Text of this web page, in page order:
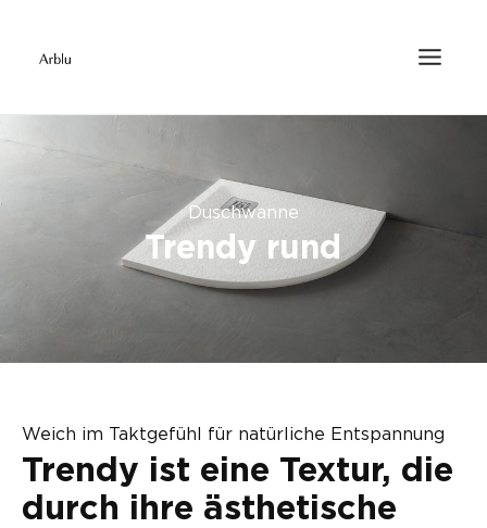
Duschwanne
Trendy rund
Weich im Taktgefühl für natürliche Entspannung
Trendy ist eine Textur, die
durch ihre ästhetische